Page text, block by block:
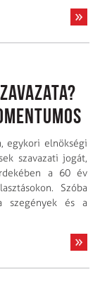
egykori elnökségi
szavazati jogát,
a 60 év
Szóba
szegények és a